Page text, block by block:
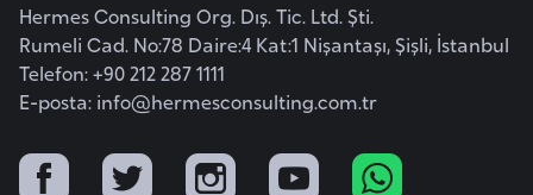
Hermes Consulting Org. Dış. Tic. Ltd. Şti.
Rumeli Cad. No:78 Daire:4 Kat:1 Nişantaşı, Şişli, İstanbul
Telefon: +90 212 287 1111
E-posta: info@hermesconsulting.com.tr
y
e
t
i
C